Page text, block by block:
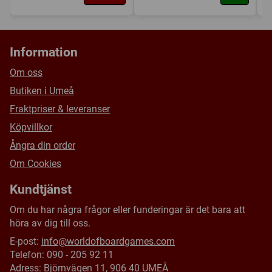
Information
Om oss
Butiken i Umeå
Fraktpriser & leveranser
Köpvillkor
Ångra din order
Om Cookies
Kundtjänst
Om du har några frågor eller funderingar är det bara att
höra av dig till oss.
E-post: info@worldofboardgames.com
Telefon: 090 - 205 92 11
Adress: Björnvägen 11, 906 40 UMEÅ